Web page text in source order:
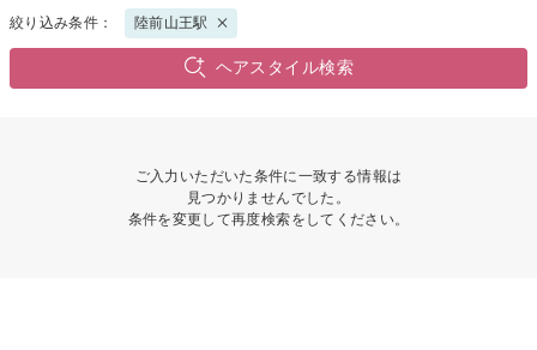
絞り込み条件： 陸前山王駅
ヘアスタイル検索
ご入力いただいた条件に一致する情報は
見つかりませんでした。
条件を変更して再度検索をしてください。